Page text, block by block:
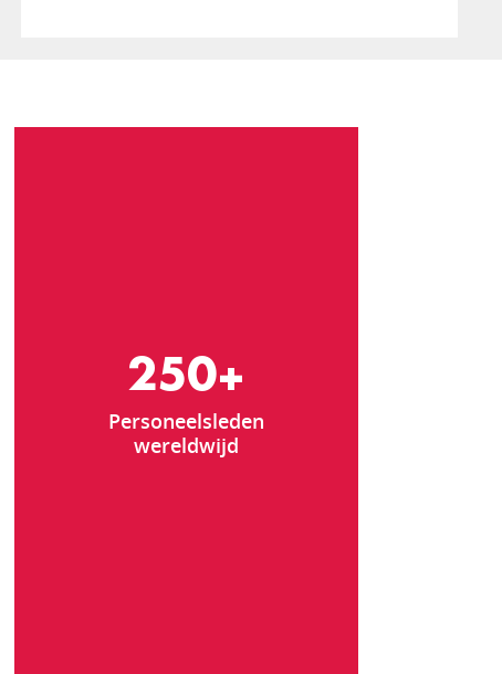
250+
Personeelsleden
wereldwijd